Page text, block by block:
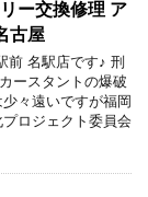
ー交換修理 ア
古屋
前 名駅店です♪ 刑
ースタントの爆破
々遠いですが福岡
ロジェクト委員会